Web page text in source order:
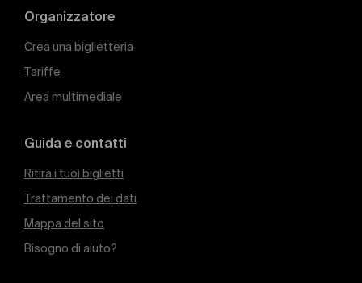
Organizzatore
Crea una biglietteria
Tariffe
Area multimediale
Guida e contatti
Ritira i tuoi biglietti
Trattamento dei dati
Mappa del sito
Bisogno di aiuto?